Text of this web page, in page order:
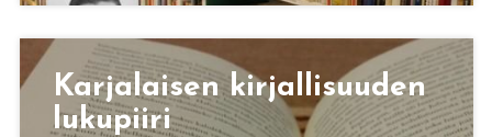
Kar­ja­lai­sen kir­jal­li­suu­den
lu­ku­pii­ri